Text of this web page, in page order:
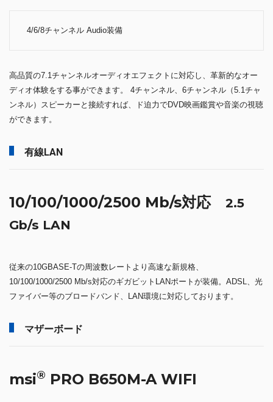
4/6/8チャンネル Audio装備
高品質の7.1チャンネルオーディオエフェクトに対応し、革新的なオー
ディオ体験をする事ができます。 4チャンネル、6チャンネル（5.1チャ
ンネル）スピーカーと接続すれば、ド迫力でDVD映画鑑賞や音楽の視聴
ができます。
有線LAN
10/100/1000/2500 Mb/s対応 2.5
Gb/s LAN
従来の10GBASE-Tの周波数レートより高速な新規格、
10/100/1000/2500 Mb/s対応のギガビットLANポートが装備。ADSL、光
ファイバー等のブロードバンド、LAN環境に対応しております。
マザーボード
msi® PRO B650M-A WIFI